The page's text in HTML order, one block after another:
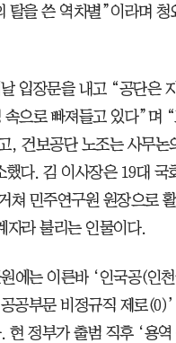
탈을 쓴 역차별”이라며 청
입장문을 내고 “공단은
속으로 빠져들고 있다”며
, 건보공단 노조는 사무논
했다. 김 이사장은 19대 국
쳐 민주연구원 원장으로
자라 불리는 인물이다.
에는 이른바 ‘인국공(인
공부문 비정규직 제로(0)’
현 정부가 출범 직후 ‘용